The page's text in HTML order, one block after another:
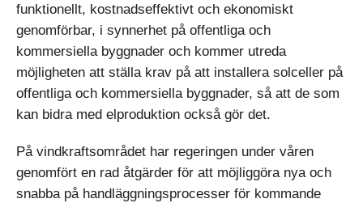
funktionellt, kostnadseffektivt och ekonomiskt
genomförbar, i synnerhet på offentliga och
kommersiella byggnader och kommer utreda
möjligheten att ställa krav på att installera solceller på
offentliga och kommersiella byggnader, så att de som
kan bidra med elproduktion också gör det.
På vindkraftsområdet har regeringen under våren
genomfört en rad åtgärder för att möjliggöra nya och
snabba på handläggningsprocesser för kommande